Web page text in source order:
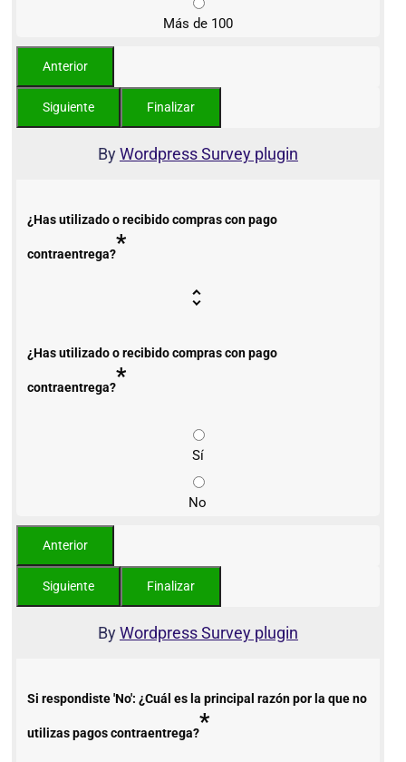
Más de 100
ByWordpress Survey plugin
¿Has utilizado o recibido compras con pago
contraentrega?*
¿Has utilizado o recibido compras con pago
contraentrega?*
Sí
No
ByWordpress Survey plugin
Si respondiste 'No': ¿Cuál es la principal razón por la que no
utilizas pagos contraentrega?*